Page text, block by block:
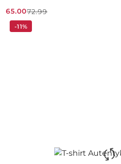
Cena
promocyjna:
65.00
Cena
przed
72.99
-11%